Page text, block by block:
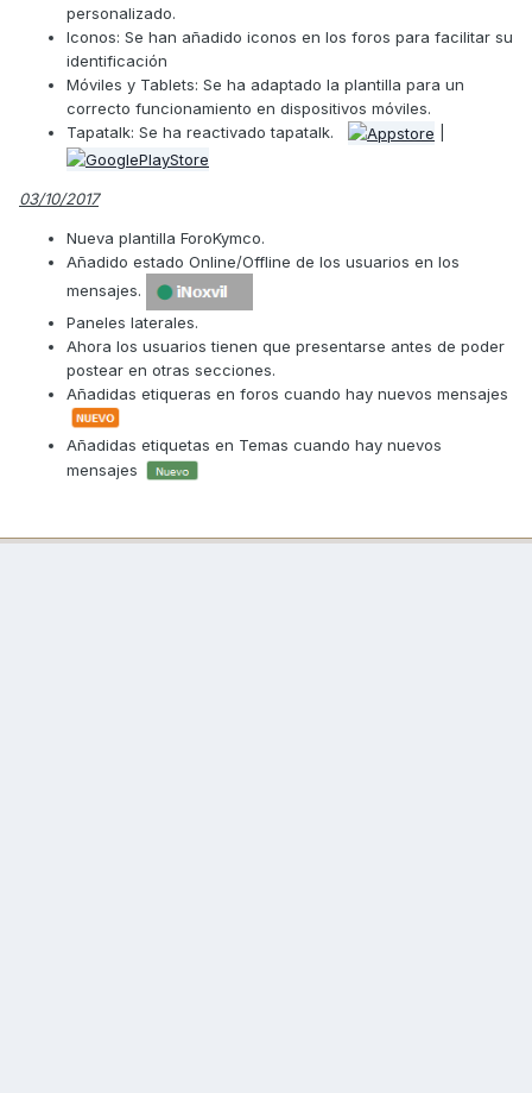
personalizado.
Iconos: Se han añadido iconos en los foros para facilitar su
identificación
Móviles y Tablets: Se ha adaptado la plantilla para un
correcto funcionamiento en dispositivos móviles.
Tapatalk: Se ha reactivado tapatalk.
03/10/2017
Nueva plantilla ForoKymco.
Añadido estado Online/Offline de los usuarios en los
mensajes.
Paneles laterales.
Ahora los usuarios tienen que presentarse antes de poder
postear en otras secciones.
Añadidas etiqueras en foros cuando hay nuevos mensajes
Añadidas etiquetas en Temas cuando hay nuevos
mensajes